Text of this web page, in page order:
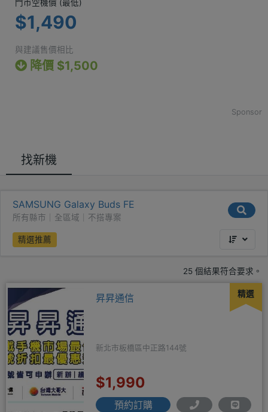
門市空機價 (最低) $1,490
門市空機價 (最低)
$1,490
與建議售價相比
降價 $1,500
Sponsor
找新機
SAMSUNG Galaxy Buds FE
所有縣市｜全區域｜不搭專案
精選推薦
25 個結果符合要求。
精選
昇昇通信
新北市板橋區中正路144號
$1,990
預約訂購